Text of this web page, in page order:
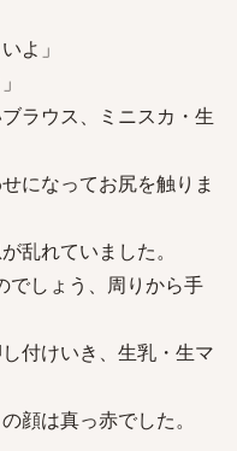
よ」
ラウス、ミニスカ・生
になってお尻を触りま
乱れていました。
でしょう、周りから手
付けいき、生乳・生マ
顔は真っ赤でした。